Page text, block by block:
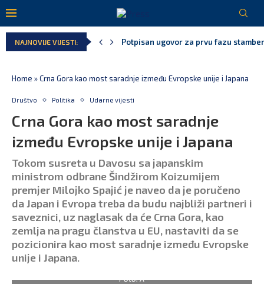
NAJNOVIJE VIJESTI:
Danski političar: Obilazak skupštine
Home »Crna Gora kao most saradnje između Evropske unije i Japana
Društvo Politika Udarne vijesti
Crna Gora kao most saradnje
između Evropske unije i Japana
Tokom susreta u Davosu sa japanskim
ministrom odbrane Šindžirom Koizumijem
premjer Milojko Spajić je naveo da je poručeno
da Japan i Evropa treba da budu najbliži partneri i
saveznici, uz naglasak da će Crna Gora, kao
zemlja na pragu članstva u EU, nastaviti da se
pozicionira kao most saradnje između Evropske
unije i Japana.
Foto: X